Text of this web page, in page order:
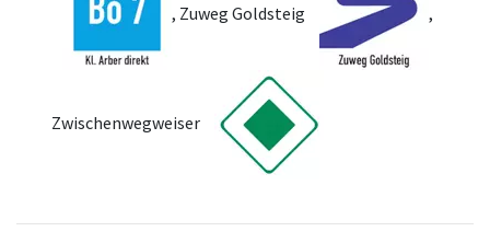
, Zuweg Goldsteig ,
Zwischenwegweiser